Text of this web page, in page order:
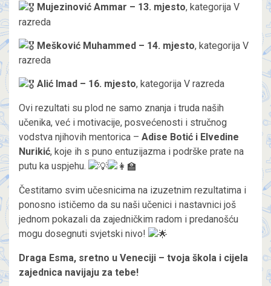
Mujezinović Ammar – 13. mjesto, kategorija V
razreda
Mešković Muhammed – 14. mjesto, kategorija V
razreda
Alić Imad – 16. mjesto, kategorija V razreda
Ovi rezultati su plod ne samo znanja i truda naših
učenika, već i motivacije, posvećenosti i stručnog
vodstva njihovih mentorica – Adise Botić i Elvedine
Nurikić, koje ih s puno entuzijazma i podrške prate na
putu ka uspjehu.
Čestitamo svim učesnicima na izuzetnim rezultatima i
ponosno ističemo da su naši učenici i nastavnici još
jednom pokazali da zajedničkim radom i predanošću
mogu dosegnuti svjetski nivo!
Draga Esma, sretno u Veneciji – tvoja škola i cijela
zajednica navijaju za tebe!